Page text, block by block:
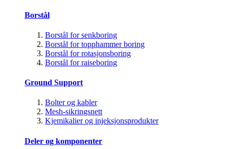
Borstål
Borstål for senkboring
Borstål for topphammer boring
Borstål for rotasjonsboring
Borstål for raiseboring
Ground Support
Bolter og kabler
Mesh-sikringsnett
Kjemikalier og injeksjonsprodukter
Deler og komponenter